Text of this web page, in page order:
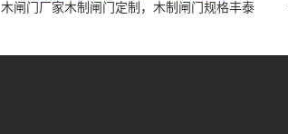
木闸门厂家木制闸门定制，木制闸门规格丰泰